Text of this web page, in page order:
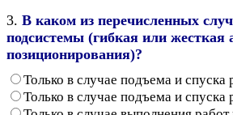
3. В каком из перечисленных
подсистемы (гибкая или жесткая
позиционирования)?
Только в случае подъема и спуска
Только в случае подъема и спуска